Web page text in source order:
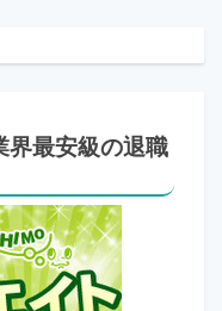
界最安級の退職